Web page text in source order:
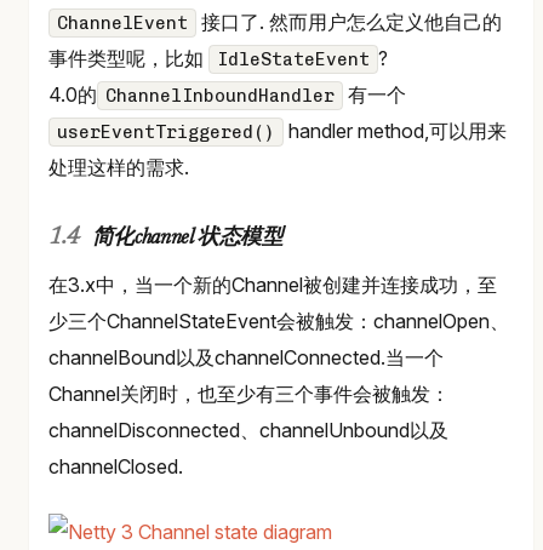
ChannelEvent
接口了. 然而用户怎么定义他自己的
事件类型呢，比如
IdleStateEvent ?
4.0的 ChannelInboundHandler 有一个
userEventTriggered()
handler method,可以用来
处理这样的需求.
简化channel 状态模型
在3.x中，当一个新的Channel被创建并连接成功，至
少三个ChannelStateEvent会被触发：channelOpen、
channelBound以及channelConnected.当一个
Channel关闭时，也至少有三个事件会被触发：
channelDisconnected、channelUnbound以及
channelClosed.